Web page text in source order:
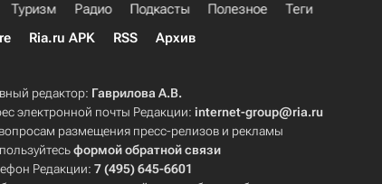
Туризм Радио Подкасты Полезное
Теги
Ria.ru APK RSS Архив
редактор: Гаврилова А.В.
электронной почты Редакции:internet-group@ria.ru
размещения пресс-релизов и рекламы
формой обратной связи
Редакции:7 (495) 645-6601